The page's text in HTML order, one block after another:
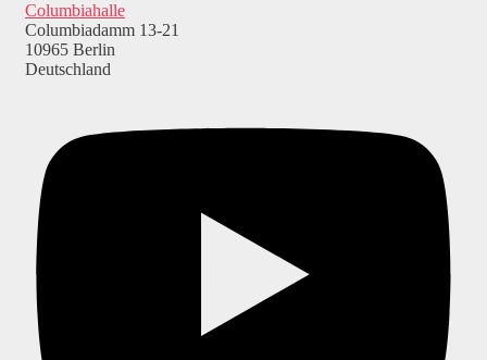
Columbiahalle
Columbiadamm 13-21
10965 Berlin
Deutschland